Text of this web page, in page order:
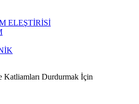
ELEŞTİRİSİ
Katliamları Durdurmak İçin